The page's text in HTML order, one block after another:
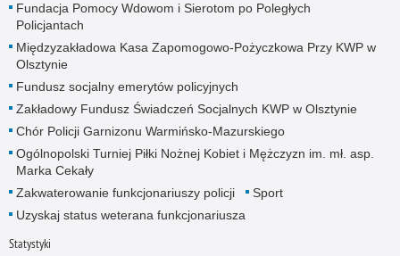
Fundacja Pomocy Wdowom i Sierotom po Poległych
Policjantach
Międzyzakładowa Kasa Zapomogowo-Pożyczkowa Przy KWP w
Olsztynie
Fundusz socjalny emerytów policyjnych
Zakładowy Fundusz Świadczeń Socjalnych KWP w Olsztynie
Chór Policji Garnizonu Warmińsko-Mazurskiego
Ogólnopolski Turniej Piłki Nożnej Kobiet i Mężczyzn im. mł. asp.
Marka Cekały
Zakwaterowanie funkcjonariuszy policji
Sport
Uzyskaj status weterana funkcjonariusza
Statystyki